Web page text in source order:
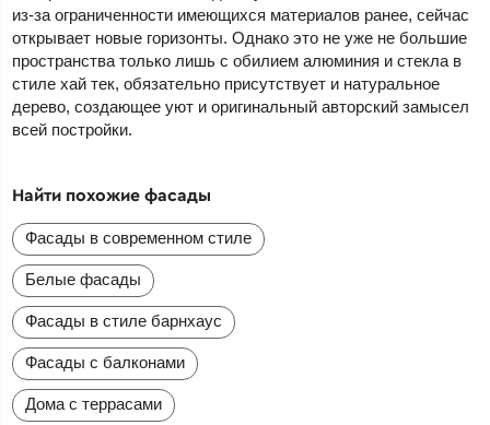
из-за ограниченности имеющихся материалов ранее, сейчас
открывает новые горизонты. Однако это не уже не большие
пространства только лишь с обилием алюминия и стекла в
стиле хай тек, обязательно присутствует и натуральное
дерево, создающее уют и оригинальный авторский замысел
всей постройки.
Найти похожие фасады
Фасады в современном стиле
Белые фасады
Фасады в стиле барнхаус
Фасады с балконами
Дома с террасами